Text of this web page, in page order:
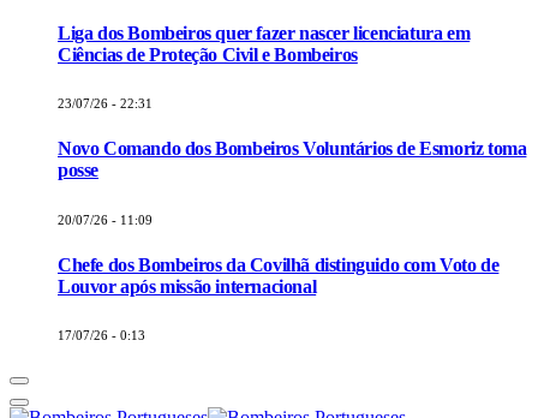
Liga dos Bombeiros quer fazer nascer licenciatura em
Ciências de Proteção Civil e Bombeiros
23/07/26 - 22:31
Novo Comando dos Bombeiros Voluntários de Esmoriz toma
posse
20/07/26 - 11:09
Chefe dos Bombeiros da Covilhã distinguido com Voto de
Louvor após missão internacional
17/07/26 - 0:13